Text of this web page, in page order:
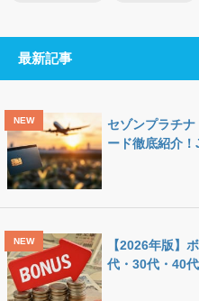
最新記事
セゾンプラチ
ード徹底紹介
【2026年版】
代・30代・40